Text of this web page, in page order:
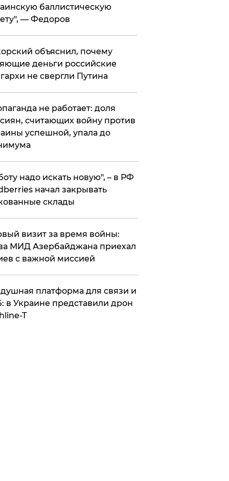
баллистическую
— Федоров
объяснил, почему
деньги российские
не свергли Путина
не работает: доля
считающих войну против
успешной, упала до
надо искать новую", – в РФ
начал закрывать
склады
визит за время войны:
МИД Азербайджана приехал
с важной миссией
платформа для связи и
в Украине представили дрон
T